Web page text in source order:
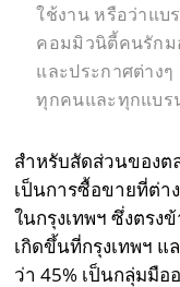
ใช้งาน หรือว่าแบ
คอมมิวนิตี้คนรักม
และประกาศต่าง
ทุกคนและทุกแบร
สำหรับสัดส่วนของต
เป็นการซื้อขายที่ต่า
ในกรุงเทพฯ ซึ่งตร
เกิดขึ้นที่กรุงเทพฯ
ว่า 45% เป็นกลุ่มมื